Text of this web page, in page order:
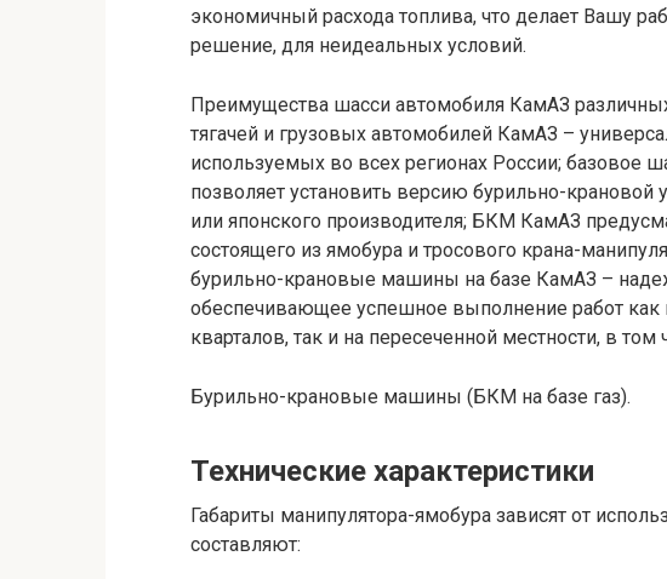
экономичный расхода топлива, что делает Вашу
решение, для неидеальных условий.
Преимущества шасси автомобиля КамАЗ
тягачей и грузовых автомобилей КамАЗ –
используемых во всех регионах России; базовое
позволяет установить версию бурильно-
или японского производителя; БКМ КамАЗ
состоящего из ямобура и тросового крана-
бурильно-крановые машины на базе КамАЗ –
обеспечивающее успешное выполнение работ как
кварталов, так и на пересеченной местности, в
Бурильно-крановые машины (БКМ на базе газ).
Технические характеристики
Габариты манипулятора-ямобура зависят от
составляют: